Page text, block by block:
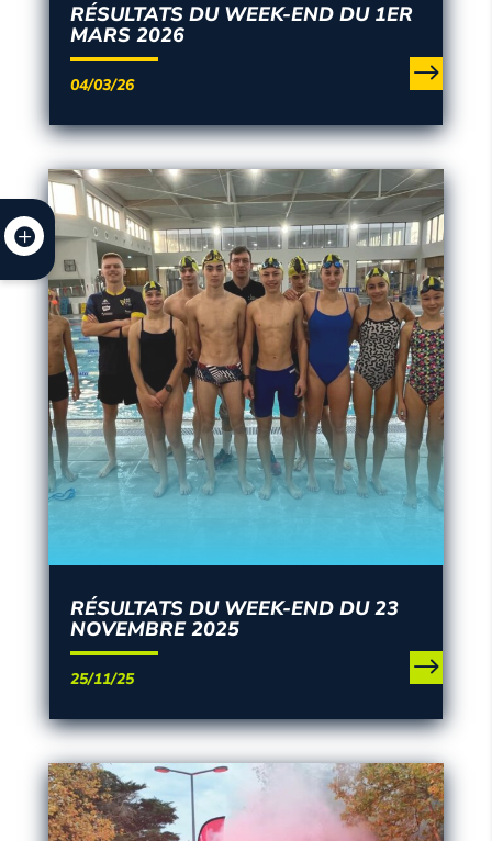
RÉSULTATS DU WEEK-END DU 1ER
MARS 2026
04/03/26
RÉSULTATS DU WEEK-END DU 23
NOVEMBRE 2025
25/11/25